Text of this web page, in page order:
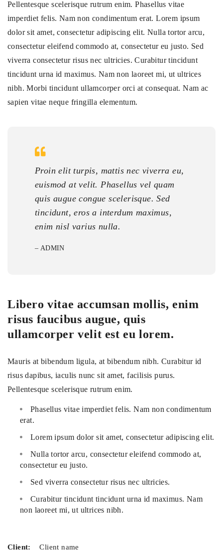
Pellentesque scelerisque rutrum enim. Phasellus vitae
imperdiet felis. Nam non condimentum erat. Lorem ipsum
dolor sit amet, consectetur adipiscing elit. Nulla tortor arcu,
consectetur eleifend commodo at, consectetur eu justo. Sed
viverra consectetur risus nec ultricies. Curabitur tincidunt
tincidunt urna id maximus. Nam non laoreet mi, ut ultrices
nibh. Morbi tincidunt ullamcorper orci at consequat. Nam ac
sapien vitae neque fringilla elementum.
Proin elit turpis, mattis nec viverra eu,
euismod at velit. Phasellus vel quam
quis augue congue scelerisque. Sed
tincidunt, eros a interdum maximus,
enim nisl varius nulla.
– ADMIN
Libero vitae accumsan mollis, enim
risus faucibus augue, quis
ullamcorper velit est eu lorem.
Mauris at bibendum ligula, at bibendum nibh. Curabitur id
risus dapibus, iaculis nunc sit amet, facilisis purus.
Pellentesque scelerisque rutrum enim.
Phasellus vitae imperdiet felis. Nam non condimentum
erat.
Lorem ipsum dolor sit amet, consectetur adipiscing elit.
Nulla tortor arcu, consectetur eleifend commodo at,
consectetur eu justo.
Sed viverra consectetur risus nec ultricies.
Curabitur tincidunt tincidunt urna id maximus. Nam
non laoreet mi, ut ultrices nibh.
Client:
Client name